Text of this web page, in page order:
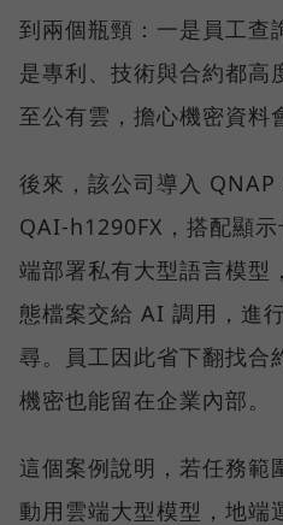
到兩個瓶頸：一是員工查
是專利、技術與合約都高
至公有雲，擔心機密資料
後來，該公司導入
QAI-h1290FX，搭配顯
端部署私有大型語言模型
態檔案交給 AI 調用，進
尋。員工因此省下翻找合
機密也能留在企業內部。
這個案例說明，若任務範
動用雲端大型模型，地端